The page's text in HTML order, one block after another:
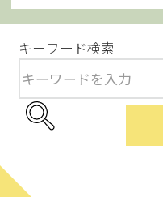
キーワード検索